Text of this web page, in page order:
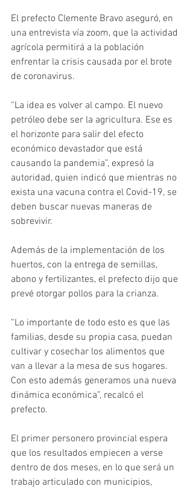
El prefecto Clemente Bravo aseguró, en
una entrevista vía zoom, que la actividad
agrícola permitirá a la población
enfrentar la crisis causada por el brote
de coronavirus.
“La idea es volver al campo. El nuevo
petróleo debe ser la agricultura. Ese es
el horizonte para salir del efecto
económico devastador que está
causando la pandemia”, expresó la
autoridad, quien indicó que mientras no
exista una vacuna contra el Covid-19, se
deben buscar nuevas maneras de
sobrevivir.
Además de la implementación de los
huertos, con la entrega de semillas,
abono y fertilizantes, el prefecto dijo que
prevé otorgar pollos para la crianza.
“Lo importante de todo esto es que las
familias, desde su propia casa, puedan
cultivar y cosechar los alimentos que
van a llevar a la mesa de sus hogares.
Con esto además generamos una nueva
dinámica económica”, recalcó el
prefecto.
El primer personero provincial espera
que los resultados empiecen a verse
dentro de dos meses, en lo que será un
trabajo articulado con municipios,